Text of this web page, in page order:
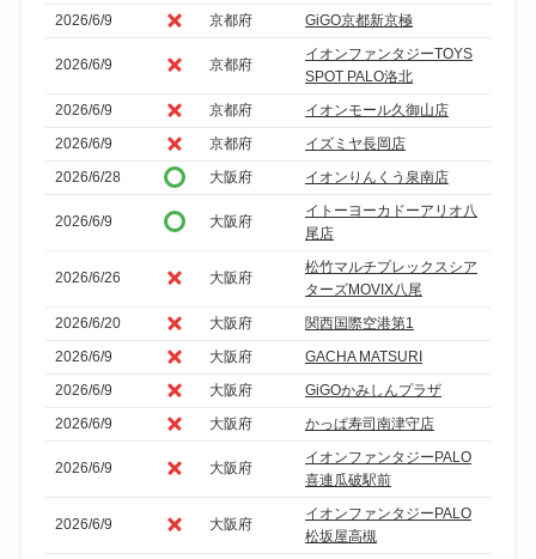
2026/6/9
京都府 GiGO京都新京極
2026/6/9 京都府
イオンファンタジーTOYS
SPOT PALO洛北
2026/6/9
京都府
イオンモール久御山店
2026/6/9
京都府
イズミヤ長岡店
2026/6/28
大阪府 イオンりんくう泉南店
2026/6/9 大阪府
イトーヨーカドーアリオ八
尾店
2026/6/26 大阪府
松竹マルチプレックスシア
ターズMOVIX八尾
2026/6/20
大阪府
関西国際空港第1
2026/6/9
大阪府
GACHA MATSURI
2026/6/9
大阪府
GiGOかみしんプラザ
2026/6/9
大阪府 かっぱ寿司南津守店
2026/6/9 大阪府
イオンファンタジーPALO
喜連瓜破駅前
2026/6/9 大阪府
イオンファンタジーPALO
松坂屋高槻